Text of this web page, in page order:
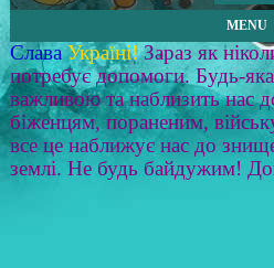
MENU
Слава Україні! Зараз як
потребує допомоги. Будь-
важливою та наблизить нас
біженцям, пораненим,
все це наближує нас до
землі. Не будь байдужим!